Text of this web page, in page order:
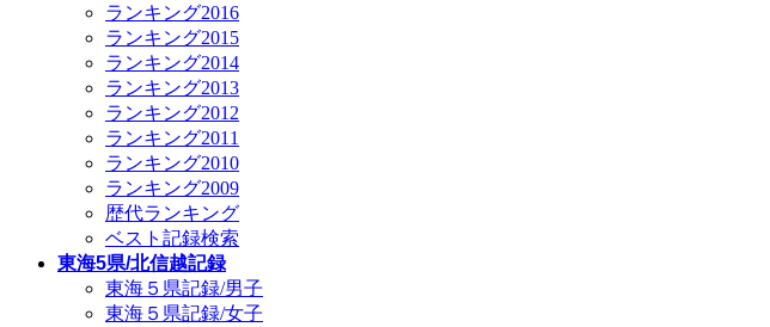
ランキング2016
ランキング2015
ランキング2014
ランキング2013
ランキング2012
ランキング2011
ランキング2010
ランキング2009
歴代ランキング
ベスト記録検索
東海5県/北信越記録
東海５県記録/男子
東海５県記録/女子